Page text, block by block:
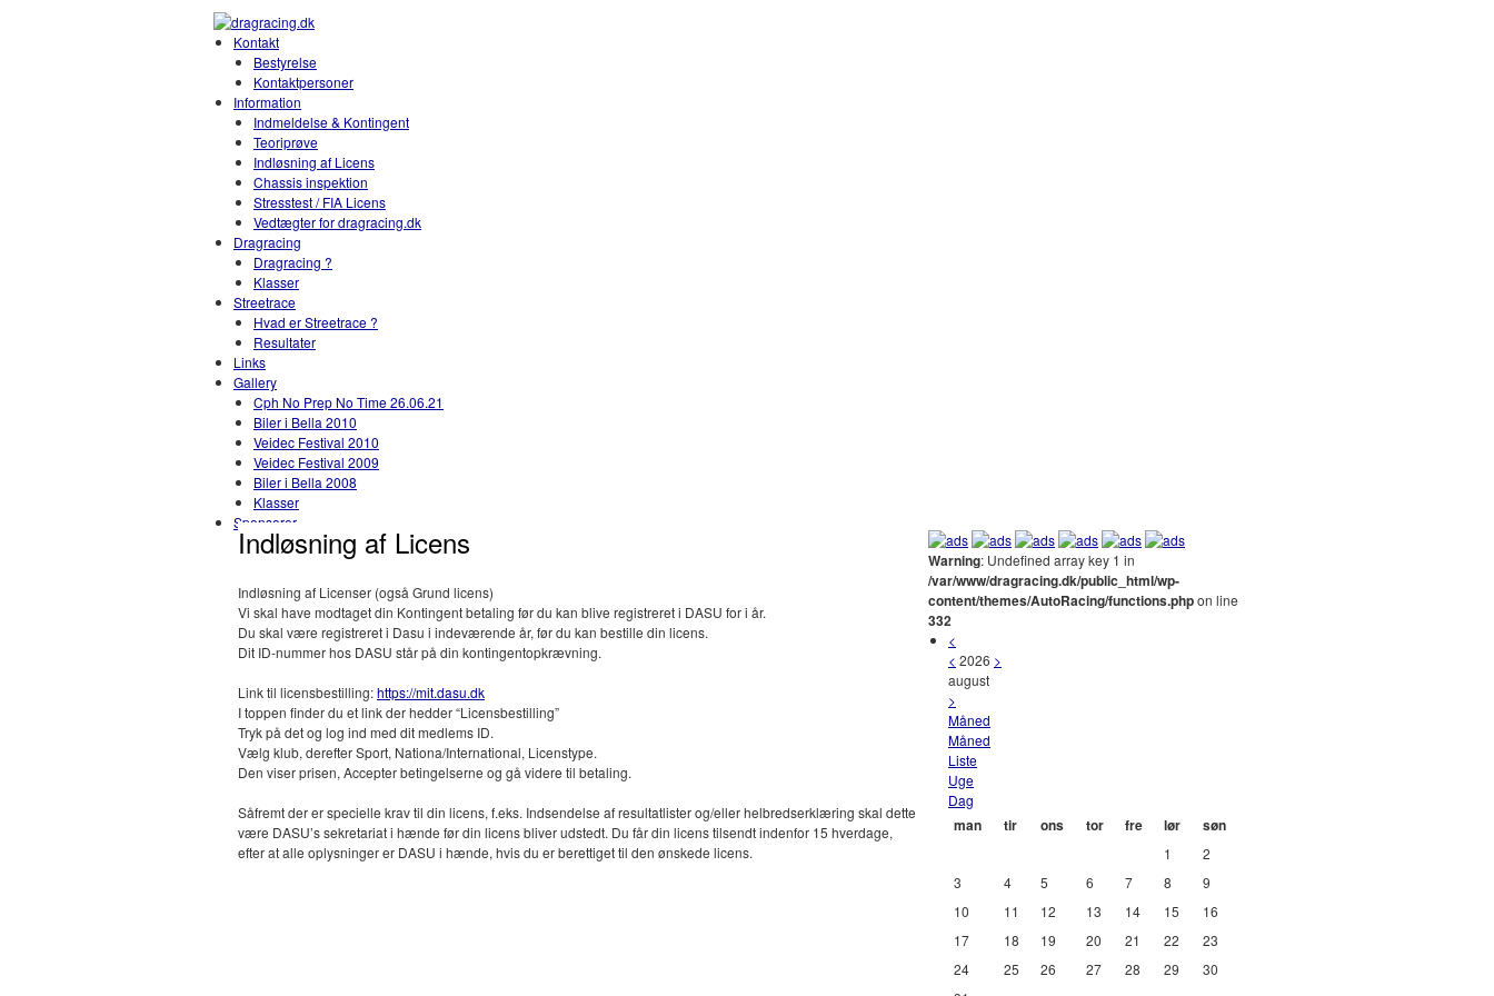
Kontakt
Bestyrelse
Kontaktpersoner
Information
Indmeldelse & Kontingent
Teoriprøve
Indløsning af Licens
Chassis inspektion
Stresstest / FIA Licens
Vedtægter for dragracing.dk
Dragracing
Dragracing ?
Klasser
Streetrace
Hvad er Streetrace ?
Resultater
Links
Gallery
Cph No Prep No Time 26.06.21
Biler i Bella 2010
Veidec Festival 2010
Veidec Festival 2009
Biler i Bella 2008
Klasser
Sponsorer
Indløsning af Licens
Indløsning af Licenser (også Grund licens)
Vi skal have modtaget din Kontingent betaling før du kan blive registreret i DASU for i år.
Du skal være registreret i Dasu i indeværende år, før du kan bestille din licens.
Dit ID-nummer hos DASU står på din kontingentopkrævning.
Link til licensbestilling:https://mit.dasu.dk
I toppen finder du et link der hedder “Licensbestilling”
Tryk på det og log ind med dit medlems ID.
Vælg klub, derefter Sport, Nationa/International, Licenstype.
Den viser prisen, Accepter betingelserne og gå videre til betaling.
Såfremt der er specielle krav til din licens, f.eks. Indsendelse af resultatlister og/eller helbredserklæring skal dette
være DASU’s sekretariat i hænde før din licens bliver udstedt. Du får din licens tilsendt indenfor 15 hverdage,
efter at alle oplysninger er DASU i hænde, hvis du er berettiget til den ønskede licens.
Warning: Undefined array key 1 in
/var/www/dragracing.dk/public_html/wp-
content/themes/AutoRacing/functions.phpon line
332
<
< 2026 >
august
>
Måned
Måned
Liste
Uge
Dag
man tir ons tor fre lør søn
1
2
3
4 5 6 7 8
9
10
11 12 13 14 15
16
17
18 19 20 21 22
23
24
25 26 27 28 29
30